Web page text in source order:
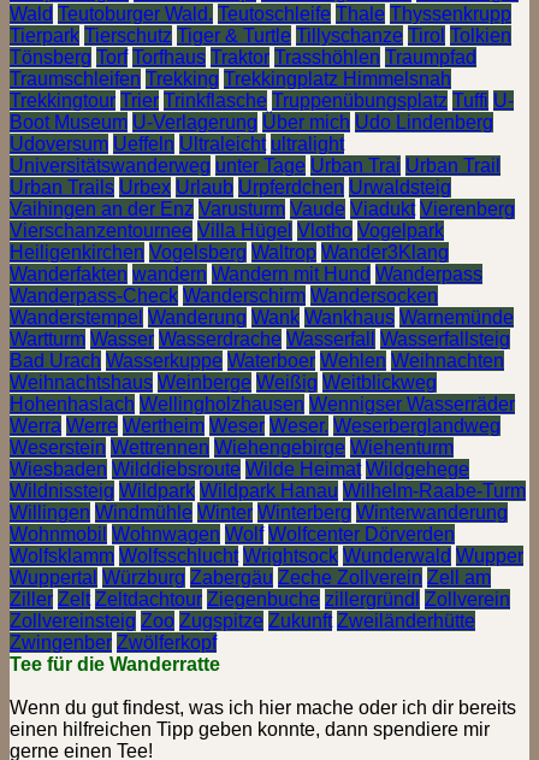
Wald Teutoburger Wald. Teutoschleife Thale Thyssenkrupp
Tierpark Tierschutz Tiger & Turtle Tillyschanze Tirol Tolkien
Tönsberg Torf Torfhaus Traktor Trasshöhlen Traumpfad
Traumschleifen Trekking Trekkingplatz Himmelsnah
Trekkingtour Trier Trinkflasche Truppenübungsplatz Tuffi U-
Boot Museum U-Verlagerung Über mich Udo Lindenberg
Udoversum Ueffeln Ultraleicht ultralight
Universitätswanderweg unter Tage Urban Trai Urban Trail
Urban Trails Urbex Urlaub Urpferdchen Urwaldsteig
Vaihingen an der Enz Varusturm Vaude Viadukt Vierenberg
Vierschanzentournee Villa Hügel Vlotho Vogelpark
Heiligenkirchen Vogelsberg Waltrop Wander3Klang
Wanderfakten wandern Wandern mit Hund Wanderpass
Wanderpass-Check Wanderschirm Wandersocken
Wanderstempel Wanderung Wank Wankhaus Warnemünde
Wartturm Wasser Wasserdrache Wasserfall
Wasserfallsteig
Bad Urach Wasserkuppe Waterboer Wehlen Weihnachten
Weihnachtshaus Weinberge Weißig Weitblickweg
Hohenhaslach Wellingholzhausen Wennigser Wasserräder
Werra Werre Wertheim Weser Weser. Weserberglandweg
Weserstein Wettrennen Wiehengebirge Wiehenturm
Wiesbaden Wilddiebsroute Wilde Heimat Wildgehege
Wildnissteig Wildpark Wildpark Hanau Wilhelm-Raabe-Turm
Willingen Windmühle Winter Winterberg Winterwanderung
Wohnmobil Wohnwagen Wolf Wolfcenter Dörverden
Wolfsklamm Wolfsschlucht Wrightsock Wunderwald Wupper
Wuppertal Würzburg Zabergäu Zeche Zollverein Zell am
Ziller Zelt Zeltdachtour Ziegenbuche zillergründl Zollverein
Zollvereinsteig Zoo Zugspitze Zukunft Zweiländerhütte
Zwingenber Zwölferkopf
Tee für die Wanderratte
Wenn du gut findest, was ich hier mache oder ich dir bereits
einen hilfreichen Tipp geben konnte, dann spendiere mir
gerne einen Tee!